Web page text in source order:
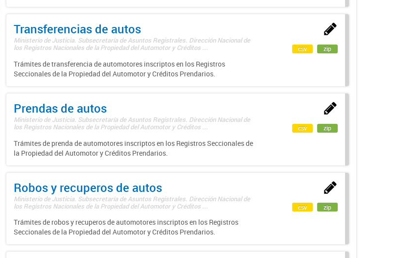
Transferencias de autos
Ministerio de Justicia. Subsecretaría de Asuntos Registrales. Dirección Nacional de
los Registros Nacionales de la Propiedad del Automotor y Créditos ...
Trámites de transferencia de automotores inscriptos en los Registros
Seccionales de la Propiedad del Automotor y Créditos Prendarios.
csv zip
Prendas de autos
Ministerio de Justicia. Subsecretaría de Asuntos Registrales. Dirección Nacional de
los Registros Nacionales de la Propiedad del Automotor y Créditos ...
Trámites de prenda de automotores inscriptos en los Registros Seccionales de
la Propiedad del Automotor y Créditos Prendarios.
csv zip
Robos y recuperos de autos
Ministerio de Justicia. Subsecretaría de Asuntos Registrales. Dirección Nacional de
los Registros Nacionales de la Propiedad del Automotor y Créditos ...
Trámites de robos y recuperos de automotores inscriptos en los Registros
Seccionales de la Propiedad del Automotor y Créditos Prendarios.
csv zip